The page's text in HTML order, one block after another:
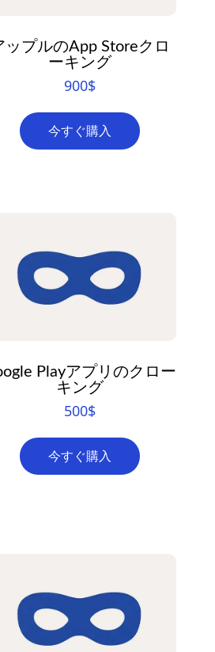
ップルのApp Storeクロ
ーキング
900$
今すぐ購入
Playアプリのクロー
キング
500$
今すぐ購入